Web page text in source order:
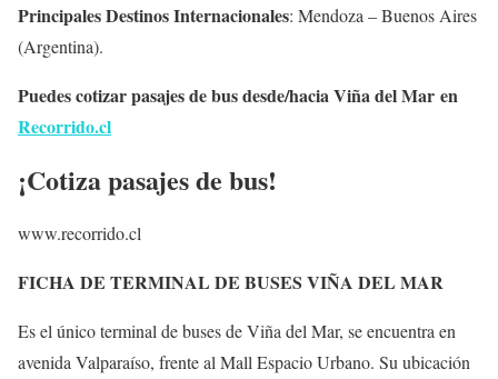
Principales Destinos Internacionales: Mendoza – Buenos Aires
(Argentina).
Puedes cotizar pasajes de bus desde/hacia Viña del Mar en
Recorrido.cl
¡Cotiza pasajes de bus!
www.recorrido.cl
FICHA DE TERMINAL DE BUSES VIÑA DEL MAR
Es el único terminal de buses de Viña del Mar, se encuentra en
avenida Valparaíso, frente al Mall Espacio Urbano. Su ubicación